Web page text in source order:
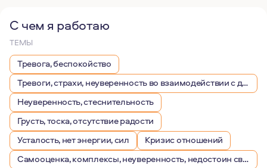
С чем я работаю
ТЕМЫ
Тревога, беспокойство
Тревоги, страхи, неуверенность во взаимодействии с другими людьми
Неуверенность, стеснительность
Грусть, тоска, отсутствие радости
Усталость, нет энергии, сил
Кризис отношений
Самооценка, комплексы, неуверенность, недостоин своей должности или положения в обществе